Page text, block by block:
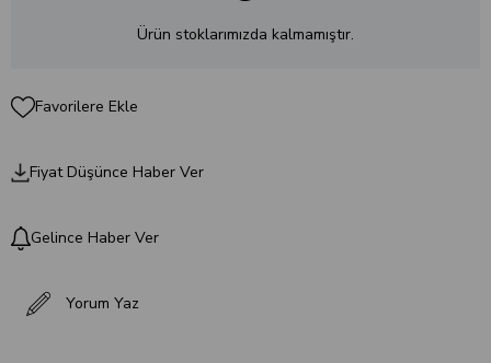
Ürün stoklarımızda kalmamıştır.
Favorilere Ekle
Fiyat Düşünce Haber Ver
Gelince Haber Ver
Yorum Yaz